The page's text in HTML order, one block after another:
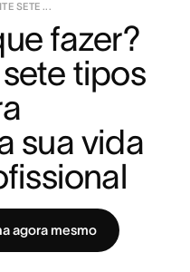
SETE ...
fazer?
tipos
sua vida
agora mesmo